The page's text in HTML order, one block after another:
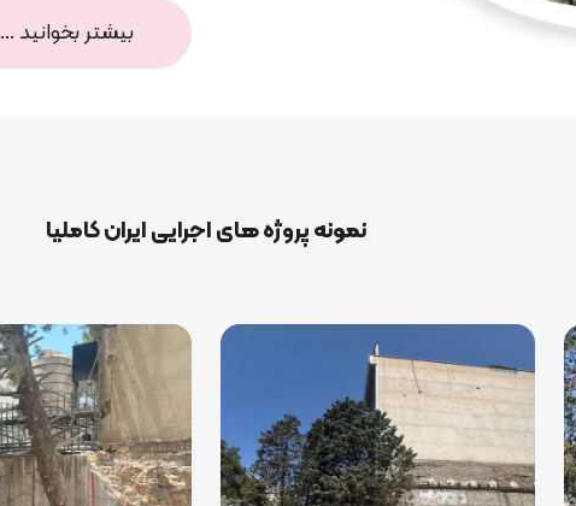
بیشتر بخوانید ...
نمونه پروژه های اجرایی ایران کاملیا